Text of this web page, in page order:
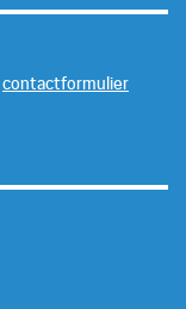
contactformulier